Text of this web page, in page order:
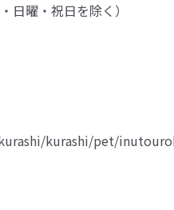
曜・祝日を除く）
kurashi/pet/